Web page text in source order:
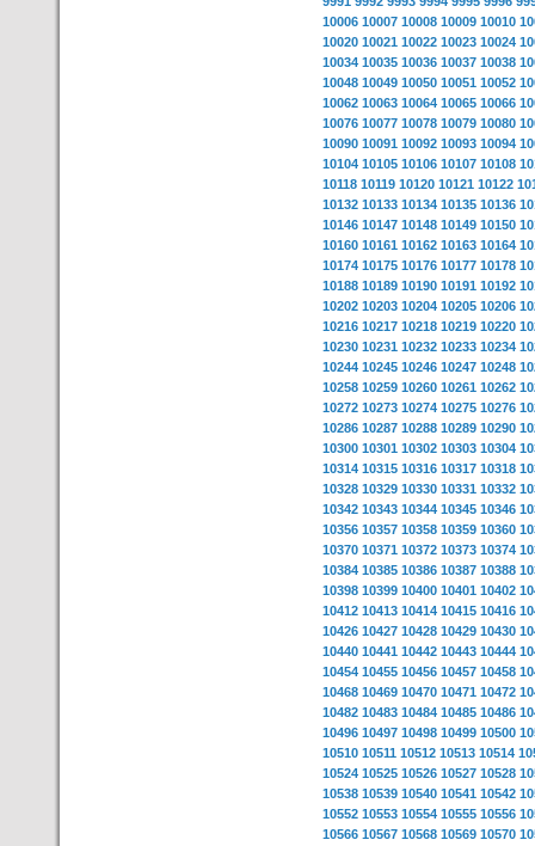
10006 10007 10008 10009 10010
10020 10021 10022 10023 10024
10034 10035 10036 10037 10038
10048 10049 10050 10051 10052
10062 10063 10064 10065 10066
10076 10077 10078 10079 10080
10090 10091 10092 10093 10094
10104 10105 10106 10107 10108
10118 10119 10120 10121 10122
10132 10133 10134 10135 10136
10146 10147 10148 10149 10150
10160 10161 10162 10163 10164
10174 10175 10176 10177 10178
10188 10189 10190 10191 10192
10202 10203 10204 10205 10206
10216 10217 10218 10219 10220
10230 10231 10232 10233 10234
10244 10245 10246 10247 10248
10258 10259 10260 10261 10262
10272 10273 10274 10275 10276
10286 10287 10288 10289 10290
10300 10301 10302 10303 10304
10314 10315 10316 10317 10318
10328 10329 10330 10331 10332
10342 10343 10344 10345 10346
10356 10357 10358 10359 10360
10370 10371 10372 10373 10374
10384 10385 10386 10387 10388
10398 10399 10400 10401 10402
10412 10413 10414 10415 10416
10426 10427 10428 10429 10430
10440 10441 10442 10443 10444
10454 10455 10456 10457 10458
10468 10469 10470 10471 10472
10482 10483 10484 10485 10486
10496 10497 10498 10499 10500
10510 10511 10512 10513 10514
10524 10525 10526 10527 10528
10538 10539 10540 10541 10542
10552 10553 10554 10555 10556
10566 10567 10568 10569 10570